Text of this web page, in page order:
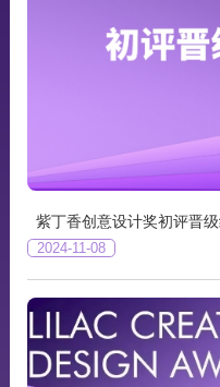
紫丁香创意设计奖初评晋
2024-11-08